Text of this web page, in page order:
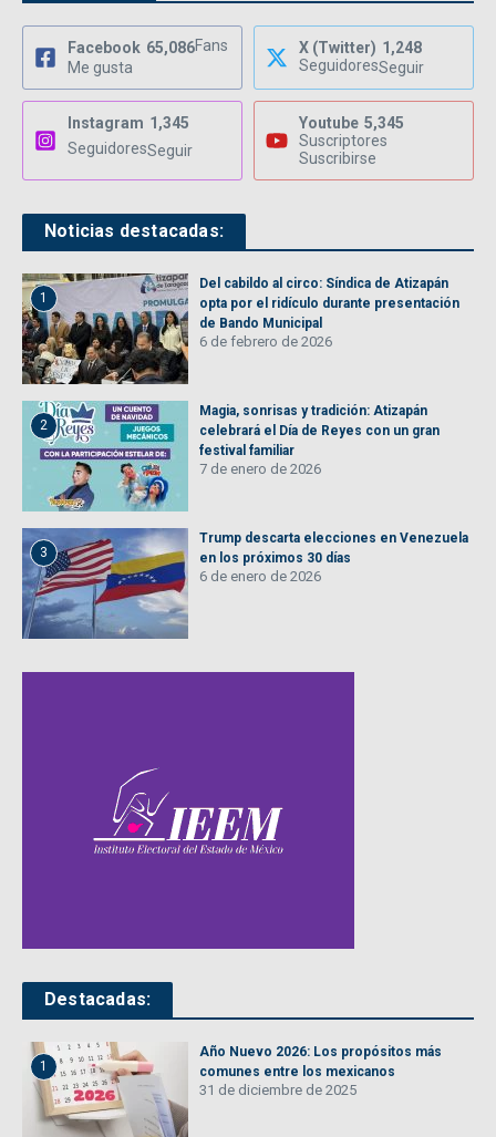
Facebook 65,086Fans
Me gusta
X (Twitter) 1,248
SeguidoresSeguir
Instagram 1,345
SeguidoresSeguir
Youtube 5,345
Suscriptores
Suscribirse
Noticias destacadas:
1
Del cabildo al circo: Síndica de Atizapán
opta por el ridículo durante presentación
de Bando Municipal
6 de febrero de 2026
2
Magia, sonrisas y tradición: Atizapán
celebrará el Día de Reyes con un gran
festival familiar
7 de enero de 2026
3
Trump descarta elecciones en Venezuela
en los próximos 30 días
6 de enero de 2026
Destacadas:
1
Año Nuevo 2026: Los propósitos más
comunes entre los mexicanos
31 de diciembre de 2025